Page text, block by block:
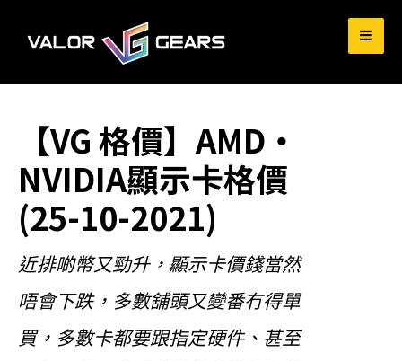
【VG 格價】AMD‧
NVIDIA顯示卡格價
(25-10-2021)
近排啲幣又勁升，顯示卡價錢當然
唔會下跌，多數舖頭又變番冇得單
買，多數卡都要跟指定硬件、甚至